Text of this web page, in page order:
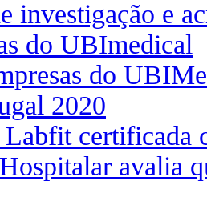
investigação e
do UBImedical
do
2020
certificada
avalia